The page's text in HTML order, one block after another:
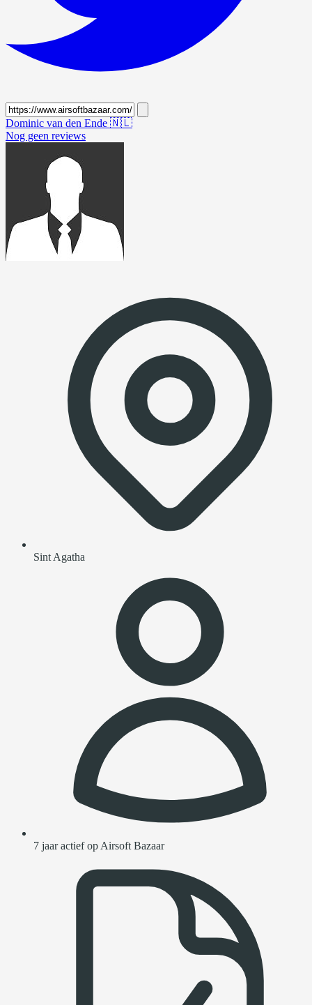
Dominic van den Ende 🇳🇱
Nog geen reviews
Sint Agatha
7 jaar actief op Airsoft Bazaar